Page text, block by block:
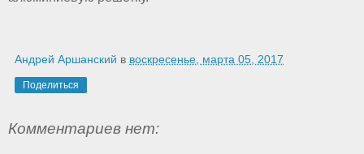
Андрей Аршанский в воскресенье, марта 05, 2017
Поделиться
Комментариев нет: